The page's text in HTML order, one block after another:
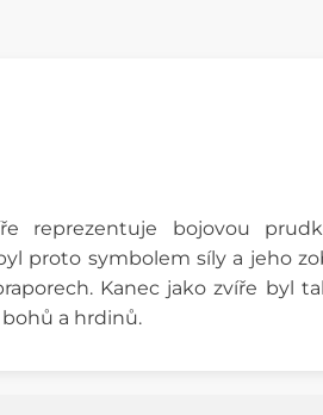
reprezentuje bojovou
proto symbolem síly a jeho
Kanec jako zvíře byl
a hrdinů.